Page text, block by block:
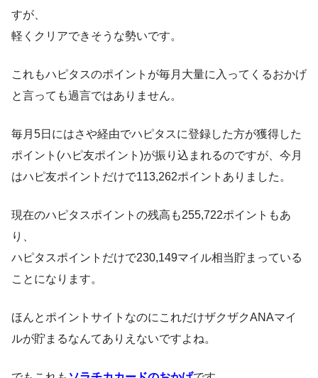
すが、
軽くクリアできそうな勢いです。
これもハピタスのポイントが毎月大量に入ってくるおかげ
と言っても過言ではありません。
毎月5日にはさや経由でハピタスに登録した方が獲得した
ポイント(ハピ友ポイント)が振り込まれるのですが、今月
はハピ友ポイントだけで113,262ポイントありました。
現在のハピタスポイントの残高も255,722ポイントもあ
り、
ハピタスポイントだけで230,149マイル相当貯まっている
ことになります。
ほんとポイントサイトなのにこれだけザクザクANAマイ
ルが貯まるなんてありえないですよね。